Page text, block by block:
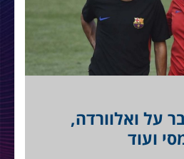
על ואלוורדה,
ועוד